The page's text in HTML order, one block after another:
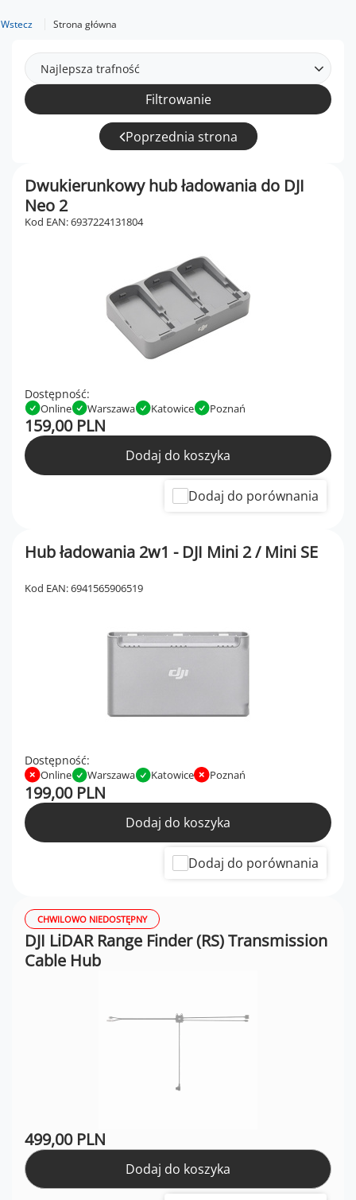
Wstecz Strona główna
Najlepsza trafność
Filtrowanie
Poprzednia strona
Dwukierunkowy hub ładowania do DJI
Neo 2
Kod EAN: 6937224131804
Dostępność:
Online Warszawa Katowice Poznań
159,00 PLN
Dodaj do koszyka
Dodaj do porównania
Hub ładowania 2w1 - DJI Mini 2 / Mini SE
Kod EAN: 6941565906519
Dostępność:
Online Warszawa Katowice Poznań
199,00 PLN
Dodaj do koszyka
Dodaj do porównania
CHWILOWO NIEDOSTĘPNY
DJI LiDAR Range Finder (RS) Transmission
Cable Hub
499,00 PLN
Dodaj do koszyka